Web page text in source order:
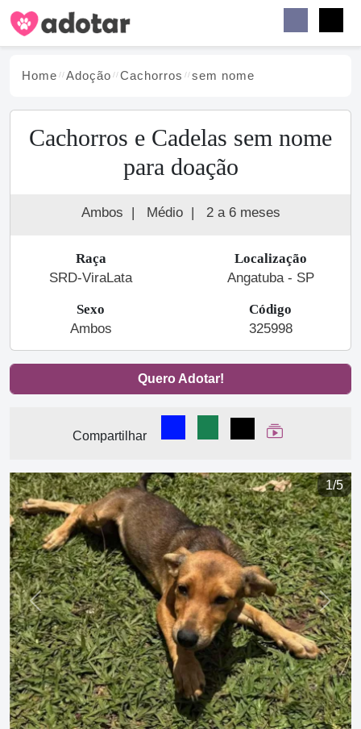
Home Adoção Cachorros sem nome
Cachorros e Cadelas sem nome
para doação
Ambos | Médio | 2 a 6 meses
Raça
SRD-ViraLata
Localização
Angatuba - SP
Sexo
Ambos
Código
325998
Quero Adotar!
Compartilhar
Compartilhar no Facebook
Compartilhar no
Compartilhar
Ver Web Story
1/5
Previous Next